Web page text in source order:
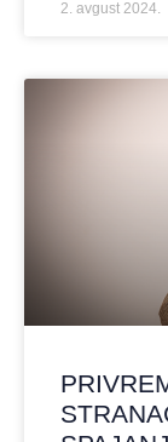
2. avgust 2024.